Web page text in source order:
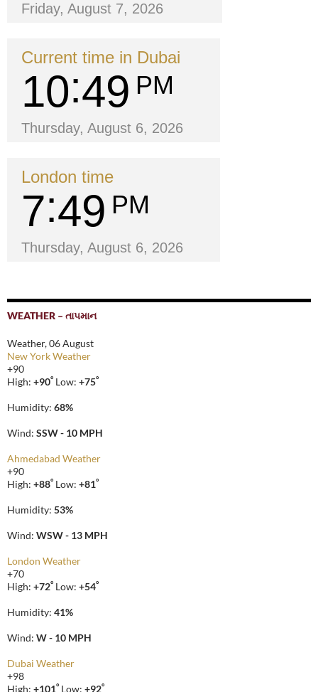
Friday, August 7, 2026
Current time in Dubai
10 49 PM
Thursday, August 6, 2026
London time
7 49 PM
Thursday, August 6, 2026
WEATHER – તાપમાન
Weather, 06 August
New York Weather
+90
High: +90° Low: +75°
Humidity: 68%
Wind: SSW - 10 MPH
Ahmedabad Weather
+90
High: +88° Low: +81°
Humidity: 53%
Wind: WSW - 13 MPH
London Weather
+70
High: +72° Low: +54°
Humidity: 41%
Wind: W - 10 MPH
Dubai Weather
+98
High: +101° Low: +92°